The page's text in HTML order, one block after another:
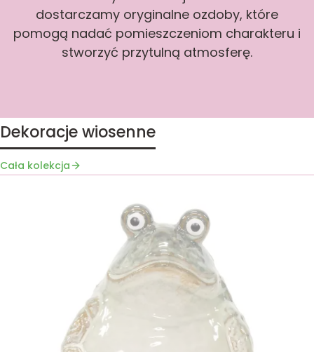
dostarczamy oryginalne ozdoby, które
pomogą nadać pomieszczeniom charakteru i
stworzyć przytulną atmosferę.
Dekoracje wiosenne
Cała kolekcja